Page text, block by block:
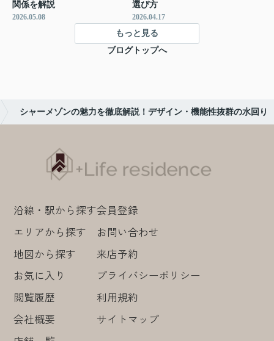
関係を解説
2026.05.08
選び方
2026.04.17
もっと見る
ブログトップへ
シャーメゾンの魅力を徹底解説！デザイン・機能性抜群の水回り
沿線・駅から探す
エリアから探す
地図から探す
お気に入り
閲覧履歴
会社概要
会員登録
お問い合わせ
来店予約
プライバシーポリシー
利用規約
サイトマップ